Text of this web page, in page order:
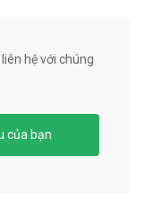
hệ với chúng
của bạn